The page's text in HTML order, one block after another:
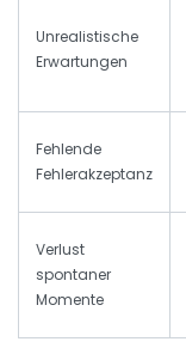
Unrealistische
Erwartungen
Fehlende
Fehlerakzeptanz
Verlust
spontaner
Momente